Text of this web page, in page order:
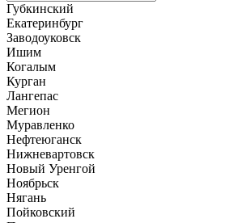
Губкинский
Екатеринбург
Заводоуковск
Ишим
Когалым
Курган
Лангепас
Мегион
Муравленко
Нефтеюганск
Нижневартовск
Новый Уренгой
Ноябрьск
Нягань
Пойковский